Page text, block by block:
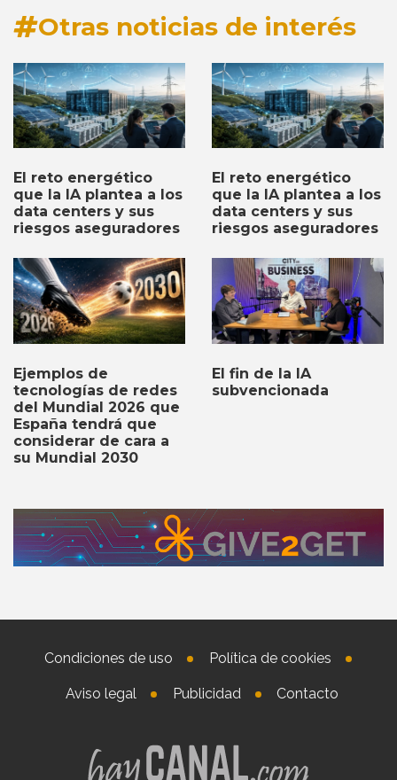
Otras noticias de interés
El reto energético
que la IA plantea a los
data centers y sus
riesgos aseguradores
El reto energético
que la IA plantea a los
data centers y sus
riesgos aseguradores
Ejemplos de
tecnologías de redes
del Mundial 2026 que
España tendrá que
considerar de cara a
su Mundial 2030
El fin de la IA
subvencionada
Condiciones de uso Política de cookies
Aviso legal Publicidad Contacto